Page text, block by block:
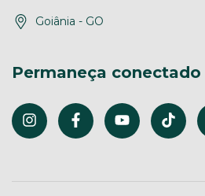
Goiânia - GO
Permaneça conectado